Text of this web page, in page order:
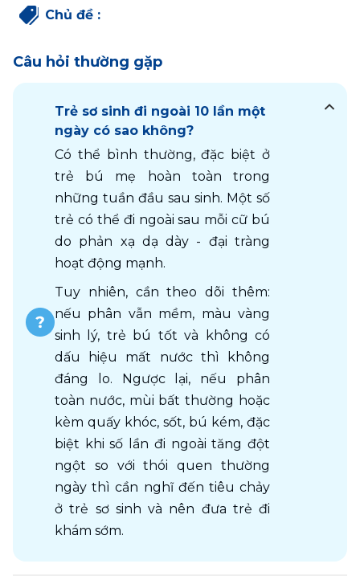
Chủ đề :
Câu hỏi thường gặp
Trẻ sơ sinh đi ngoài 10 lần một
ngày có sao không?
Có thể bình thường, đặc biệt ở
trẻ bú mẹ hoàn toàn trong
những tuần đầu sau sinh. Một số
trẻ có thể đi ngoài sau mỗi cữ bú
do phản xạ dạ dày - đại tràng
hoạt động mạnh.
Tuy nhiên, cần theo dõi thêm:
nếu phân vẫn mềm, màu vàng
sinh lý, trẻ bú tốt và không có
dấu hiệu mất nước thì không
đáng lo. Ngược lại, nếu phân
toàn nước, mùi bất thường hoặc
kèm quấy khóc, sốt, bú kém, đặc
biệt khi số lần đi ngoài tăng đột
ngột so với thói quen thường
ngày thì cần nghĩ đến tiêu chảy
ở trẻ sơ sinh và nên đưa trẻ đi
khám sớm.